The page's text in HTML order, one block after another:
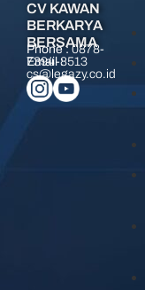
CV KAWAN
BERKARYA
BERSAMA
Phone :0878-
7394-8513
Email :
cs@legazy.co.id